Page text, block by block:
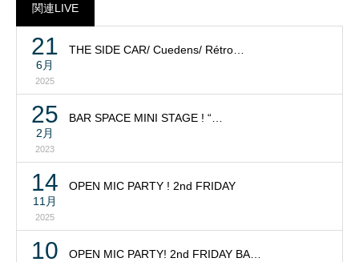
関連LIVE
21
6月
2025
THE SIDE CAR/ Cuedens/ Rétro…
25
2月
2023
BAR SPACE MINI STAGE ! “…
14
11月
2025
OPEN MIC PARTY ! 2nd FRIDAY
10 OPEN MIC PARTY! 2nd FRIDAY BA…